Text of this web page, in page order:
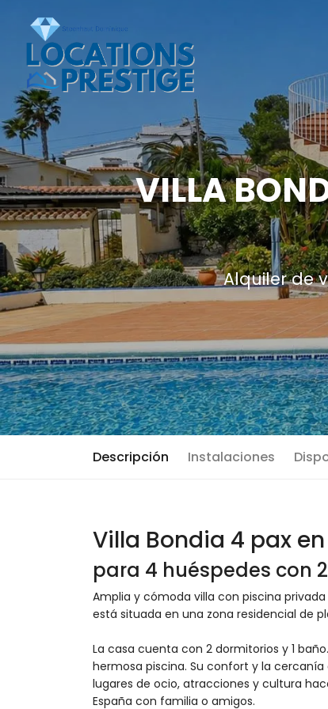
VILLA
Alquiler de
Descripción Instalaciones
Villa Bondia 4 pax
para 4 huéspedes con
Amplia y cómoda villa con piscina privada
está situada en una zona residencial de
La casa cuenta con 2 dormitorios y 1
hermosa piscina. Su confort y la
lugares de ocio, atracciones y cultura
España con familia o amigos.